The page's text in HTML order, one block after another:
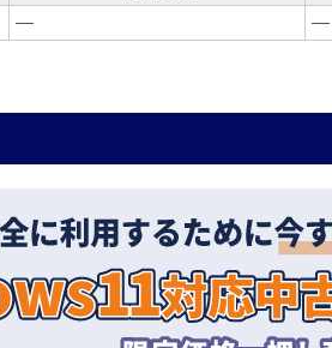
― ―